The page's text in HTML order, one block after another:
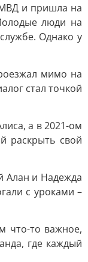
и пришла на
люди на
Однако у
мимо на
стал точкой
а в 2021-ом
раскрыть свой
Алан и Надежда
с уроками –
что-то важное,
где каждый